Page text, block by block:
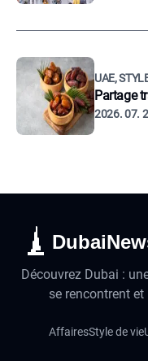
UAE,
Partage
2026. 07.
Découvrez Dubai :
se rencontrent
AffairesStyle de vie